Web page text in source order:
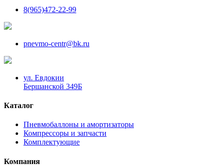
8(965)472-22-99
pnevmo-centr@bk.ru
ул. Евдокии
Бершанской 349Б
Каталог
Пневмобаллоны и амортизаторы
Компрессоры и запчасти
Комплектующие
Компания